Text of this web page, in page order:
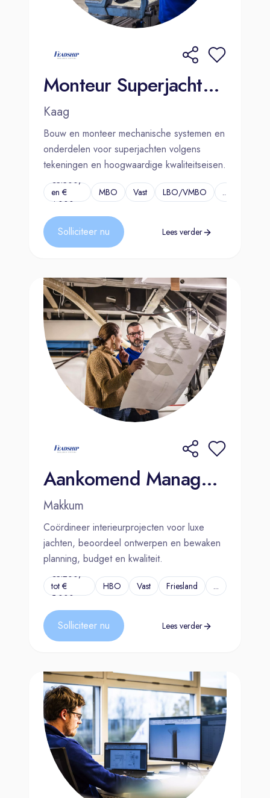
Monteur Superjachten (Constructie) | Kaag
Kaag
Bouw en monteer mechanische systemen en
onderdelen voor superjachten volgens
tekeningen en hoogwaardige kwaliteitseisen.
€3.300,-
en €
4.000,-
MBO Vast LBO/VMBO ...
Solliciteer nu Lees verder
Aankomend Manager Interieur | Makkum
Makkum
Coördineer interieurprojecten voor luxe
jachten, beoordeel ontwerpen en bewaken
planning, budget en kwaliteit.
€3.200,-
tot €
5.000,-
HBO Vast Friesland ...
Solliciteer nu Lees verder